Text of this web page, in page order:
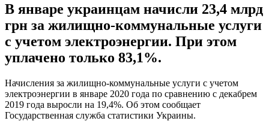
В январе украинцам начисли 23,4 млрд
грн за жилищно-коммунальные услуги
с учетом электроэнергии. При этом
уплачено только 83,1%.
Начисления за жилищно-коммунальные услуги с учетом
электроэнергии в январе 2020 года по сравнению с декабрем
2019 года выросли на 19,4%. Об этом сообщает
Государственная служба статистики Украины.